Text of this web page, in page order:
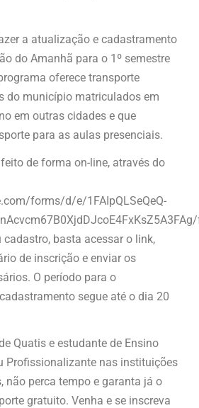
a atualização e cadastramento
do Amanhã para o 1º semestre
oferece transporte
do município matriculados em
em outras cidades e que
para as aulas presenciais.
de forma on-line, através do
forms/d/e/1FAIpQLSeQeQ-
cadastro, basta acessar o link,
de inscrição e enviar os
O período para o
segue até o dia 20
Quatis e estudante de Ensino
Profissionalizante nas instituições
não perca tempo e garanta já o
gratuito. Venha e se inscreva